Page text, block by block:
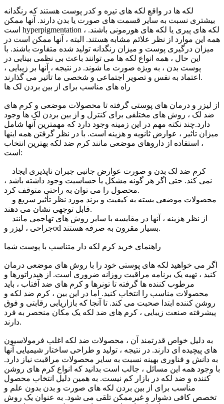
لکه ها در واقع لکه های تیره و کدر پوست هستند که رنگدانه
بیشتری نسبت به سایر قسمت های صورت یا بدن دارند. آنها ممکن
است hyperpigmentation ، لکه های پیری یا لکه های هورمونی باشند.
همه این موارد از نظر علائم مشابه هستند. البته ، آنها ممکن است در
میزان درگیری پوست و میزان رنگدانه تولید شده متفاوت باشند. با
این حال ، همه انواع لکه ها می توانند باعث بی نظمی بینایی در
پوست بدن ، به ویژه صورت ما شوند. در نتیجه ، آنها بر زیبایی ،
اعتماد به نفس و تصویر اجتماعی و شخصی ما تأثیر می گذارند.
راه های مناسب برای از بین بردن لک ها
از لیزر و درمان های پوستی گرفته تا محصولات موضعی و کرم های
ضد لک ، روش های مختلفی برای کنترل و از بین بردن لک ها وجود
دارد.چند نکته مهم در این زمینه وجود دارد که مهمترین آنها شامل
میزان تاثیر ، عوارض ثانویه و هزینه است. با در نظر گرفتن همه اینها
، استفاده از داروهای موضعی مانند کرم ضد لکه بهترین انتخاب
است:
نمی کند. حتی اگر هر گونه مشکل یا حساسیت وجود داشته باشد ،
محصول را می توان به راحتی متوقف کرد.
قابل توجهی نشان می دهند.
جراحی ، لیزر وod بسیار مقرون به صرفه هستند.
راهنمای خرید کرم لکه دار متناسب با پوست شما
اگر می خواهید لکه های پوستی خود را با روش های موضعی درمان
کنید ، تهیه یک برنامه مراقبت روزانه ضروری است. از هیدراتورها و
مرطوب کننده ها گرفته تا تونرها و کرم های ضد آفتاب ، باید
محصولات مناسب را انتخاب کنید. اما در این بین ، کرم ضد لکه و
روشن کننده ابتدا صحبت می کند. تا آنجا که بازاریابی رقابتی و فوق
پیشرفته صنعت زیبایی ، کرم های ضد لکه یک مکان منحصر به فرد
دارند.
به دلیل خواص قدرتمند آن ، محصولات ضد لکه اغلب فرمولاسیون
های پیچیده ای دارند. در نتیجه ، تولید و طراحی ساختار شیمیایی آنها
به دانش و فناوری بهینه نسبت به سایر محصولات مراقبت نیاز دارد.
با وجود همه این مسائل ، جالب است بدانید که انواع کرم های روشن
کننده و ضد لکه در بازار کم نیست. به همین دلیل انتخاب محصول
مناسب برای از بین بردن لکه های صورت و بدن بدون علم و
تخصص کافی دشوار و غیرممکن تلقی می شود. به عنوان یک روش